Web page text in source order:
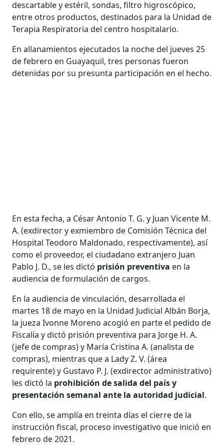
descartable y estéril, sondas, filtro higroscópico,
entre otros productos, destinados para la Unidad de
Terapia Respiratoria del centro hospitalario.
En allanamientos ejecutados la noche del jueves 25
de febrero en Guayaquil, tres personas fueron
detenidas por su presunta participación en el hecho.
En esta fecha, a César Antonio T. G. y Juan Vicente M.
A. (exdirector y exmiembro de Comisión Técnica del
Hospital Teodoro Maldonado, respectivamente), así
como el proveedor, el ciudadano extranjero Juan
Pablo J. D., se les dictó prisión preventiva en la
audiencia de formulación de cargos.
En la audiencia de vinculación, desarrollada el
martes 18 de mayo en la Unidad Judicial Albán Borja,
la jueza Ivonne Moreno acogió en parte el pedido de
Fiscalía y dictó prisión preventiva para Jorge H. A.
(jefe de compras) y María Cristina A. (analista de
compras), mientras que a Lady Z. V. (área
requirente) y Gustavo P. J. (exdirector administrativo)
les dictó la prohibición de salida del país y
presentación semanal ante la autoridad judicial.
Con ello, se amplía en treinta días el cierre de la
instrucción fiscal, proceso investigativo que inició en
febrero de 2021.